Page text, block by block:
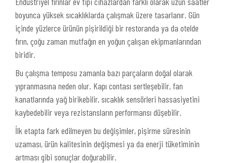
boyunca yüksek sıcaklıklarda çalışmak üzere tasarlanır. Gün
içinde yüzlerce ürünün pişirildiği bir restoranda ya da otelde
fırın, çoğu zaman mutfağın en yoğun çalışan ekipmanlarından
biridir.
Bu çalışma temposu zamanla bazı parçaların doğal olarak
yıpranmasına neden olur. Kapı contası sertleşebilir, fan
kanatlarında yağ birikebilir, sıcaklık sensörleri hassasiyetini
kaybedebilir veya rezistansların performansı düşebilir.
İlk etapta fark edilmeyen bu değişimler, pişirme süresinin
uzaması, ürün kalitesinin değişmesi ya da enerji tüketiminin
artması gibi sonuçlar doğurabilir.